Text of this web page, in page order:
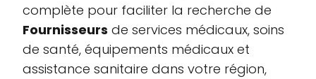
complète pour faciliter la recherche de
Fournisseurs de services médicaux, soins
de santé, équipements médicaux et
assistance sanitaire dans votre région,